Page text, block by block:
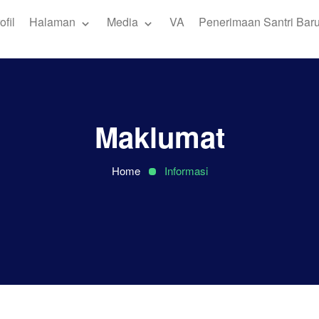
Halaman Media VA Penerimaan Santri Baru
Maklumat
Home Informasi